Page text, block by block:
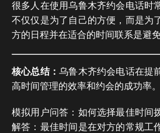
很多人在使用乌鲁木齐约会电话时
不仅仅是为了自己的方便，而是为
方的日程并在适合的时间联系是避
核心总结：乌鲁木齐约会电话在提
高时间管理的效率和约会的成功率。
模拟用户问答：如何选择最佳时间
解答：最佳时间是在对方的常规工